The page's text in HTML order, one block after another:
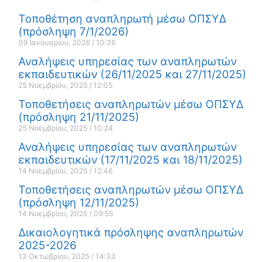
Τοποθέτηση αναπληρωτή μέσω ΟΠΣΥΔ
(πρόσληψη 7/1/2026)
09 Ιανουαρίου, 2026 10:36
Αναλήψεις υπηρεσίας των αναπληρωτών
εκπαιδευτικών (26/11/2025 και 27/11/2025)
25 Νοεμβρίου, 2025 12:05
Τοποθετήσεις αναπληρωτών μέσω ΟΠΣΥΔ
(πρόσληψη 21/11/2025)
25 Νοεμβρίου, 2025 10:24
Αναλήψεις υπηρεσίας των αναπληρωτών
εκπαιδευτικών (17/11/2025 και 18/11/2025)
14 Νοεμβρίου, 2025 12:46
Τοποθετήσεις αναπληρωτών μέσω ΟΠΣΥΔ
(πρόσληψη 12/11/2025)
14 Νοεμβρίου, 2025 09:55
Δικαιολογητικά πρόσληψης αναπληρωτών
2025-2026
13 Οκτωβρίου, 2025 14:33